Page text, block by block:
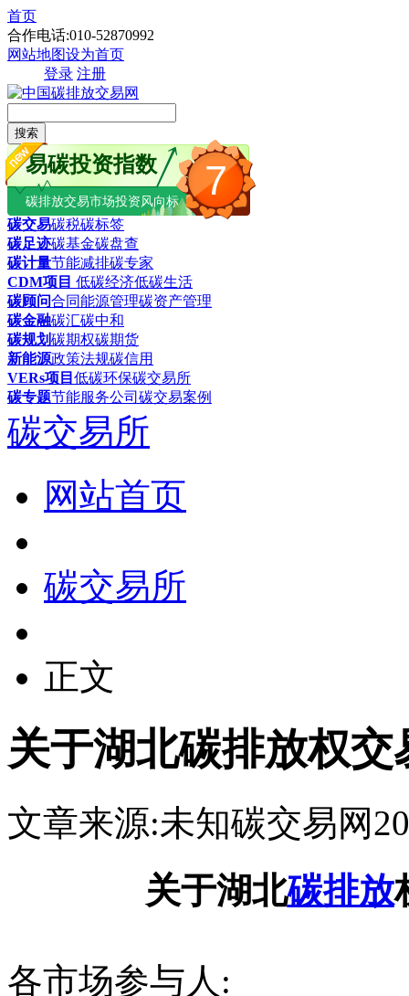
首页
合作电话:010-52870992
网站地图设为首页
登录 注册
搜索
7
易碳投资指数
碳排放交易市场投资风向标
碳交易碳税碳标签
碳足迹碳基金碳盘查
碳计量节能减排碳专家
CDM项目 低碳经济低碳生活
碳顾问合同能源管理碳资产管理
碳金融碳汇碳中和
碳规划碳期权碳期货
新能源政策法规碳信用
VERs项目 低碳环保碳交易所
碳专题节能服务公司 碳交易案例
碳交易所
网站首页
碳交易所
正文
关于湖北碳排放权
文章来源:未知碳交易网
关于湖北碳排放
各市场参与人: